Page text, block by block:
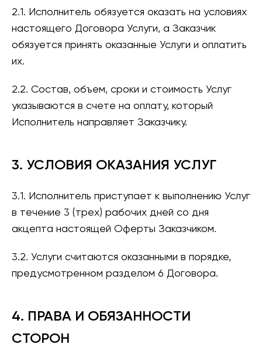
2.1. Исполнитель обязуется оказать на условиях
настоящего Договора Услуги, а Заказчик
обязуется принять оказанные Услуги и оплатить
их.
2.2. Состав, объем, сроки и стоимость Услуг
указываются в счете на оплату, который
Исполнитель направляет Заказчику.
3. УСЛОВИЯ ОКАЗАНИЯ УСЛУГ
3.1. Исполнитель приступает к выполнению Услуг
в течение 3 (трех) рабочих дней со дня
акцепта настоящей Оферты Заказчиком.
3.2. Услуги считаются оказанными в порядке,
предусмотренном разделом 6 Договора.
4. ПРАВА И ОБЯЗАННОСТИ
СТОРОН